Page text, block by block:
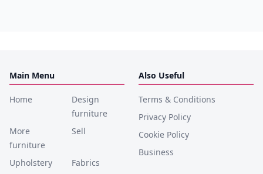
Main Menu
Home
Design
furniture
More
furniture
Sell
Upholstery
Fabrics
Also Useful
Terms & Conditions
Privacy Policy
Cookie Policy
Business